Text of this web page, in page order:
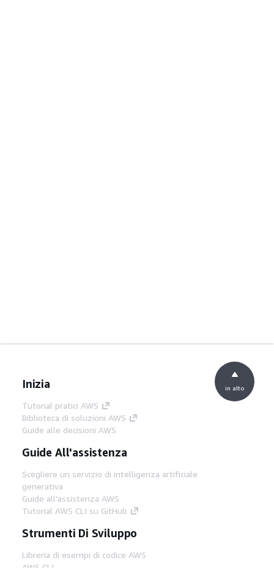
Inizia
Tutorial pratici AWS
Biblioteca di soluzioni AWS
Guide alle decisioni AWS
Guide All'assistenza
Scegliere un servizio di intelligenza artificiale
generativa
Guide all'assistenza AWS
Tutorial AWS CLI su GitHub
Strumenti Di Sviluppo
Libreria di esempi di codice AWS
AWS CLI
in alto